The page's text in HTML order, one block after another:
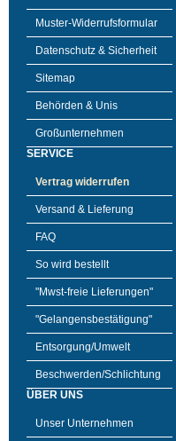
Muster-Widerrufsformular
Datenschutz & Sicherheit
Sitemap
Behörden & Unis
Großunternehmen
SERVICE
Vertrag widerrufen
Versand & Lieferung
FAQ
So wird bestellt
"Mwst-freie Lieferungen"
"Gelangensbestätigung"
Entsorgung/Umwelt
Beschwerden/Schlichtung
ÜBER UNS
Unser Unternehmen